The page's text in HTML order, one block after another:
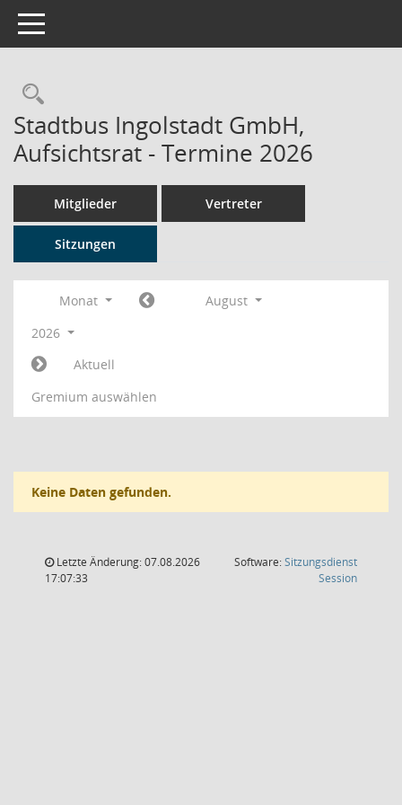
Toggle navigation
Rechercheauswahl
Stadtbus Ingolstadt GmbH,
Aufsichtsrat - Termine 2026
Mitglieder Vertreter
Sitzungen
Monat
August
2026
Aktuell
Gremium auswählen
Keine Daten gefunden.
Letzte Änderung: 07.08.2026
17:07:33
Software:Sitzungsdienst
Session(Wird in